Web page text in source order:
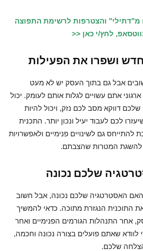
מ"דתילי" והצטרפות לרשימת התפוצה
לחץ/י כאן <<
אבל גם בתוך העסק יש לא מעט
ארגוני אתם עשויים לגלות אותם לעומק. יכול
דווקא מסב לכם נזק, ויכול להיות
לכם לעבוד יעיל ונכון יותר. התכנית
גם לשינויים פנימיים ולאפשרויות
להשגת המטרות שהצבתם.
האסטרטגיה שלכם נכונה, אבל חשוב
התוכנית הנגזרת מתוכה. כדאי להמשיך
אחר התנהלות הגורמים הפנימיים ואחר
לוודא שאתם פועלים בצורה נכונה וחכמה,
שלכם.